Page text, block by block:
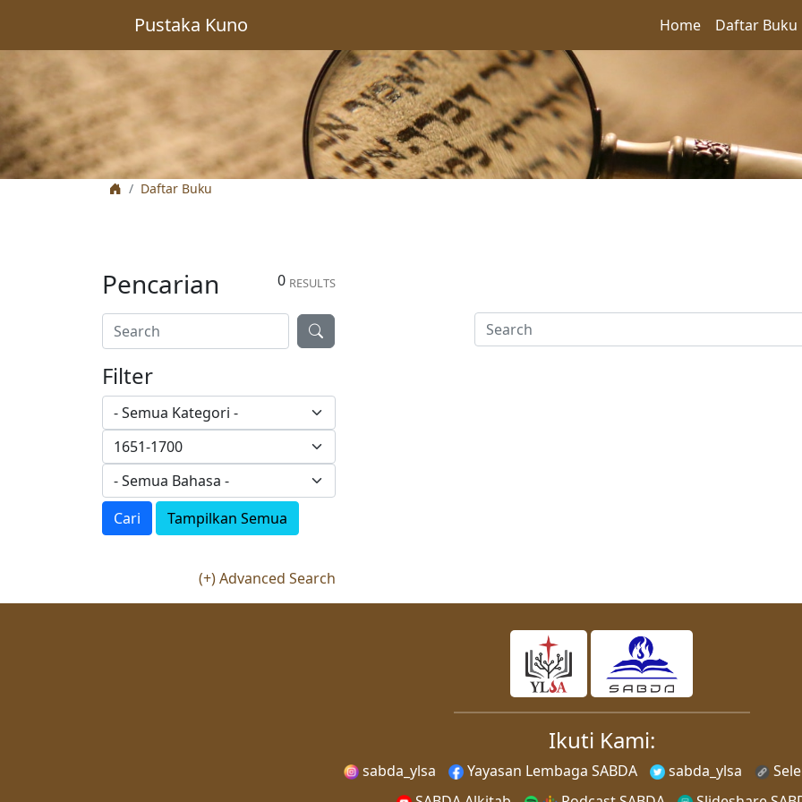
Pustaka Kuno Home Daftar Buku
Daftar Buku
0 RESULTS
Pencarian
Filter
Cari Tampilkan Semua
(+) Advanced Search
Ikuti Kami:
sabda_ylsa Yayasan Lembaga SABDA sabda_ylsa